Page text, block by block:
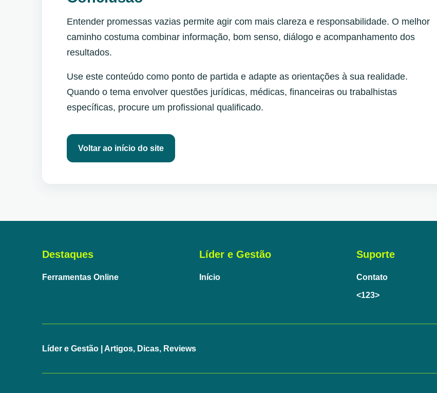
Entender promessas vazias permite agir com mais clareza e responsabilidade. O melhor
caminho costuma combinar informação, bom senso, diálogo e acompanhamento dos
resultados.
Use este conteúdo como ponto de partida e adapte as orientações à sua realidade.
Quando o tema envolver questões jurídicas, médicas, financeiras ou trabalhistas
específicas, procure um profissional qualificado.
Voltar ao início do site
Destaques
Ferramentas Online
Líder e Gestão
Início
Suporte
Contato
<123>
Líder e Gestão | Artigos, Dicas, Reviews